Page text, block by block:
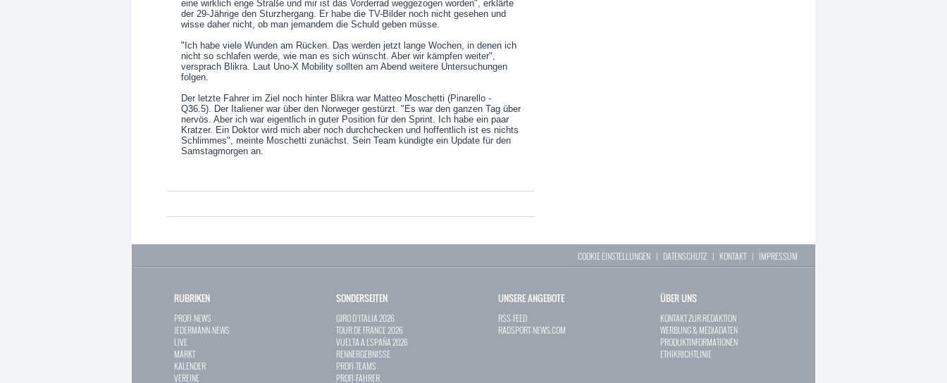
eine wirklich enge Straße und mir ist das Vorderrad weggezogen worden", erklärte
der 29-Jährige den Sturzhergang. Er habe die TV-Bilder noch nicht gesehen und
wisse daher nicht, ob man jemandem die Schuld geben müsse.
"Ich habe viele Wunden am Rücken. Das werden jetzt lange Wochen, in denen ich
nicht so schlafen werde, wie man es sich wünscht. Aber wir kämpfen weiter",
versprach Blikra. Laut Uno-X Mobility sollten am Abend weitere Untersuchungen
folgen.
Der letzte Fahrer im Ziel noch hinter Blikra war Matteo Moschetti (Pinarello -
Q36.5). Der Italiener war über den Norweger gestürzt. "Es war den ganzen Tag über
nervös. Aber ich war eigentlich in guter Position für den Sprint. Ich habe ein paar
Kratzer. Ein Doktor wird mich aber noch durchchecken und hoffentlich ist es nichts
Schlimmes", meinte Moschetti zunächst. Sein Team kündigte ein Update für den
Samstagmorgen an.
COOKIE EINSTELLUNGEN | DATENSCHUTZ | KONTAKT| IMPRESSUM
RUBRIKEN
PROFI-NEWS
JEDERMANN-NEWS
LIVE
MARKT
KALENDER
VEREINE
SONDERSEITEN
GIRO D`ITALIA 2026
TOUR DE FRANCE 2026
VUELTA A ESPAÑA 2026
RENNERGEBNISSE
PROFI-TEAMS
PROFI-FAHRER
UNSERE ANGEBOTE
RSS-FEED
RADSPORT-NEWS.COM
ÜBER UNS
KONTAKT ZUR REDAKTION
WERBUNG & MEDIADATEN
PRODUKTINFORMATIONEN
ETHIKRICHTLINIE